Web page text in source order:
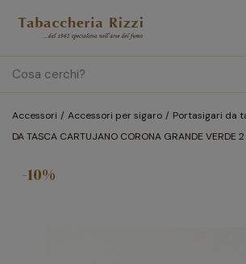
Accessori Accessori per sigaro Portasigari da
DA TASCA CARTUJANO CORONA GRANDE VERDE 2
-10%